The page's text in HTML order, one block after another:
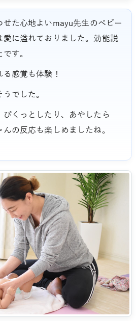
せた心地よいmayu先生のベビー
愛に溢れておりました。効能説
す。
感覚も体験！
でした。
くっとしたり、あやしたら
の反応も楽しめましたね。